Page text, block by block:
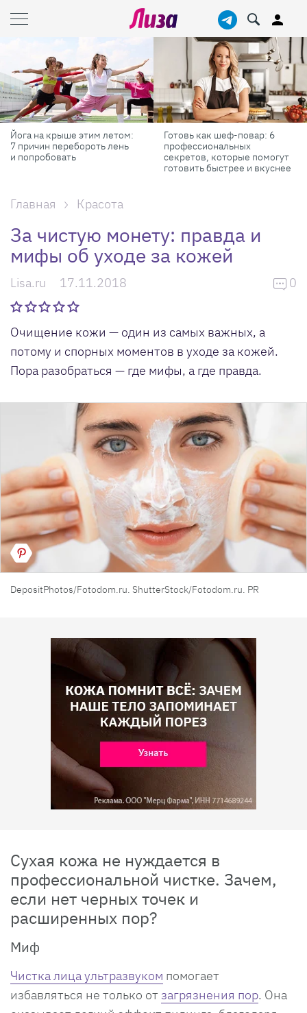
летом:
лень
Готовь как шеф-повар: 6
профессиональных
секретов, которые помогут
готовить быстрее и вкуснее
Масштабные
самые красивые
России в августе
Главная Красота
За чистую монету: правда и
мифы об уходе за кожей
Lisa.ru 17.11.2018 0
Очищение кожи — один из самых важных, а
потому и спорных моментов в уходе за кожей.
Пора разобраться — где мифы, а где правда.
DepositPhotos/Fotodom.ru. ShutterStock/Fotodom.ru. PR
Сухая кожа не нуждается в
профессиональной чистке. Зачем,
если нет черных точек и
расширенных пор?
Миф
Чистка лица ультразвуком помогает
избавляться не только от загрязнения пор. Она